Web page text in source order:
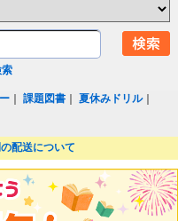
｜課題図書 ｜夏休みドリル｜
配送について